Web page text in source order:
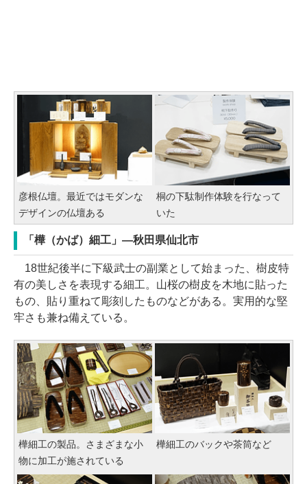
彦根仏壇。最近ではモダンな
デザインの仏壇ある
桐の下駄制作体験を行なって
いた
「樺（かば）細工」―秋田県仙北市
18世紀後半に下級武士の副業として始まった、樹皮特
有の美しさを表現する細工。山桜の樹皮を木地に貼った
もの、貼り重ねて彫刻したものなどがある。実用的な堅
牢さも兼ね備えている。
樺細工の製品。さまざまな小
物に加工が施されている
樺細工のバックや茶筒など